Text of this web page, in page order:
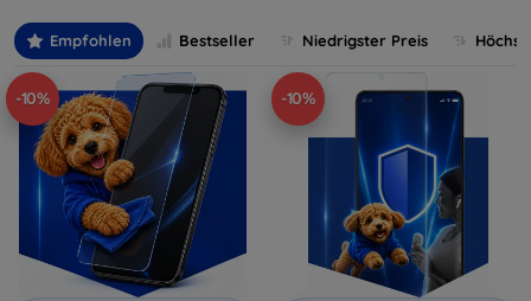
Empfohlen Bestseller Niedrigster Preis
-10% -10%